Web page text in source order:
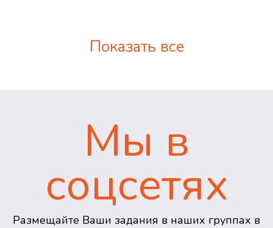
Показать все
Мы в
соцсетях
Размещайте Ваши задания в наших группах в